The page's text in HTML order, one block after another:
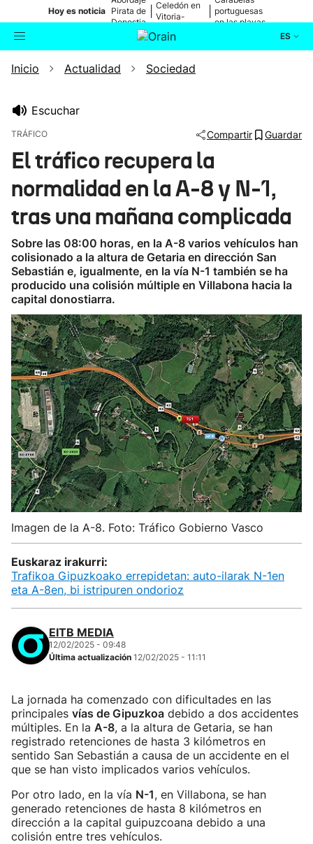
Hoy es noticia Pirata de
Donostia
Celedón en
Vitoria-
portuguesas
en las playas
ES
Buscador Actualidad
Ikusmiran
Eguraldia
Inicio Actualidad Sociedad
Escuchar
TRÁFICO Compartir Guardar
El tráfico recupera la
normalidad en la A-8 y N-1,
tras una mañana complicada
Sobre las 08:00 horas, en la A-8 varios vehículos han
colisionado a la altura de Getaria en dirección San
Sebastián e, igualmente, en la vía N-1 también se ha
producido una colisión múltiple en Villabona hacia la
capital donostiarra.
Imagen de la A-8. Foto: Tráfico Gobierno Vasco
Euskaraz irakurri:
Trafikoa Gipuzkoako errepidetan: auto-ilarak N-1en
eta A-8en, bi istripuren ondorioz
EITB MEDIA
12/02/2025 - 09:48
Última actualización 12/02/2025 - 11:11
La jornada ha comenzado con dificultades en las
principales vías de Gipuzkoa debido a dos accidentes
múltiples. En la A-8, a la altura de Getaria, se han
registrado retenciones de hasta 3 kilómetros en
sentido San Sebastián a causa de un accidente en el
que se han visto implicados varios vehículos.
Por otro lado, en la vía N-1, en Villabona, se han
generado retenciones de hasta 8 kilómetros en
dirección a la capital guipuzcoana debido a una
colisión entre tres vehículos.